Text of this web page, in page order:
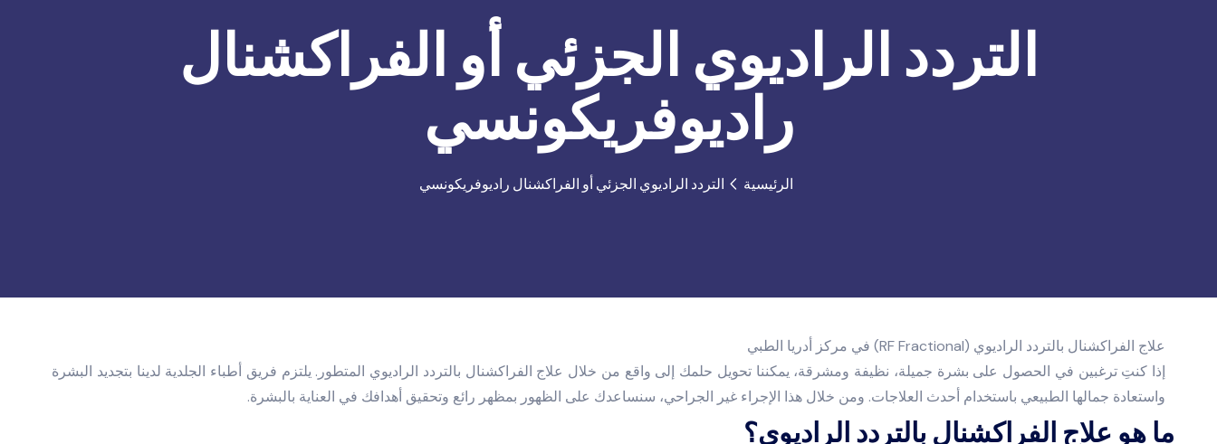
التردد الراديوي الجزئي أو الفراكشنال
راديوفريكونسي
الرئيسية التردد الراديوي الجزئي أو الفراكشنال راديوفريكونسي
علاج الفراكشنال بالتردد الراديوي (RF Fractional) في مركز أدريا الطبي
إذا كنتِ ترغبين في الحصول على بشرة جميلة، نظيفة ومشرقة، يمكننا تحويل حلمك إلى واقع من خلال علاج الفراكشنال بالتردد الراديوي المتطور. يلتزم فريق أطباء الجلدية لدينا بتجديد البشرة
واستعادة جمالها الطبيعي باستخدام أحدث العلاجات. ومن خلال هذا الإجراء غير الجراحي، سنساعدك على الظهور بمظهر رائع وتحقيق أهدافك في العناية بالبشرة.
ما هو علاج الفراكشنال بالتردد الراديوي؟